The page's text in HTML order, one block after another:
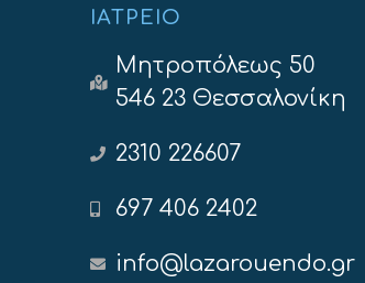
ΙΑΤΡΕΊΟ
Μητροπόλεως 50
546 23 Θεσσαλονίκη
2310 226607
697 406 2402
info@lazarouendo.gr